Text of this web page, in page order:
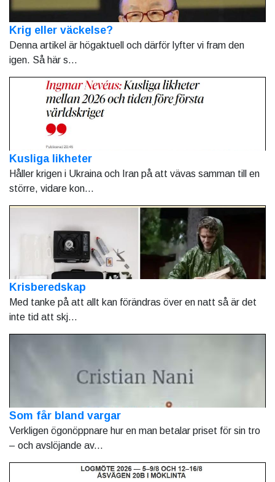
Krig eller väckelse?
Denna artikel är högaktuell och därför lyfter vi fram den
igen. Så här s...
Kusliga likheter
Håller krigen i Ukraina och Iran på att vävas samman till en
större, vidare kon...
Krisberedskap
Med tanke på att allt kan förändras över en natt så är det
inte tid att skj...
Som får bland vargar
Verkligen ögonöppnare hur en man betalar priset för sin tro
– och avslöjande av...